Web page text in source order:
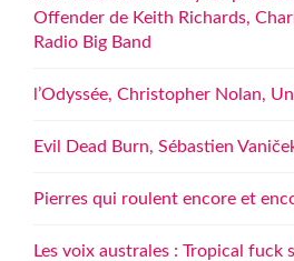
Offender de Keith Richards,
Radio Big Band
l’Odyssée, Christopher Nolan,
Evil Dead Burn, Sébastien
Pierres qui roulent encore et
Les voix australes : Tropical